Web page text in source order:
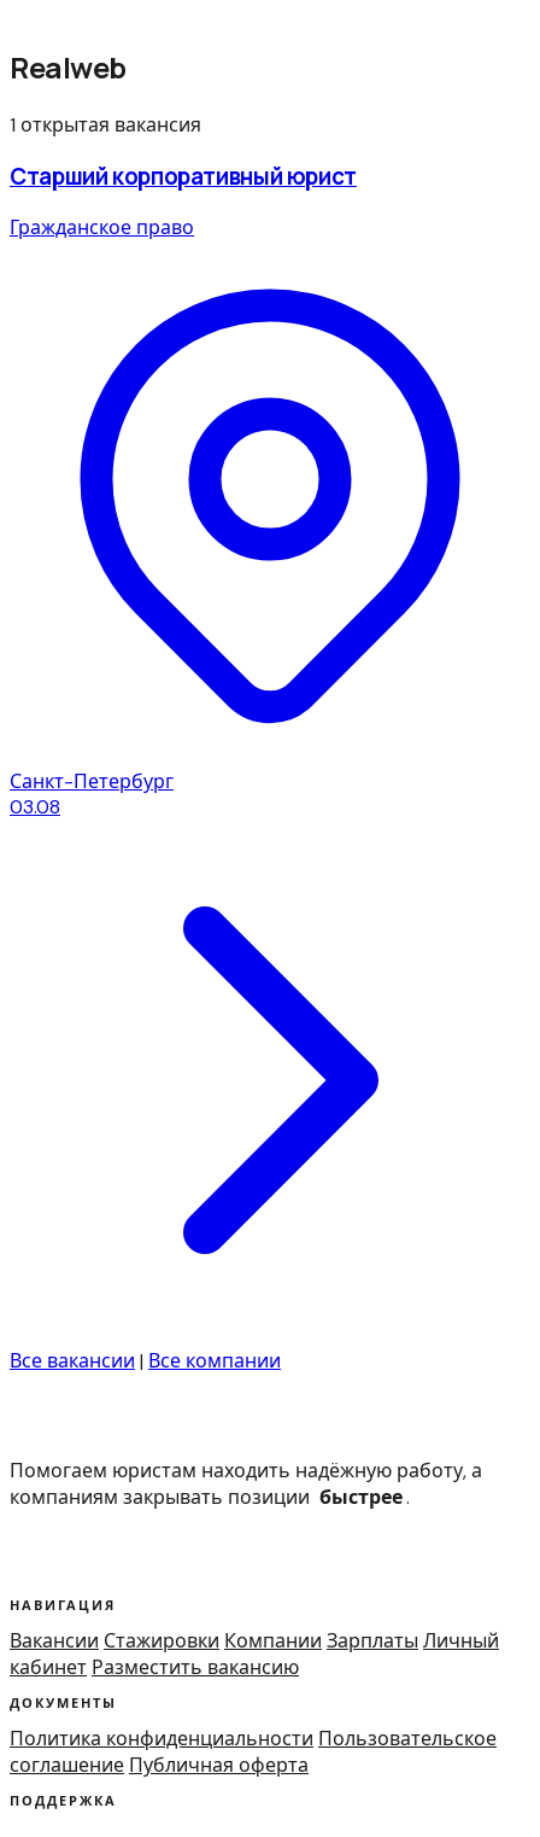
Realweb
1 открытая вакансия
Старший корпоративный юрист
Гражданское право
Санкт-Петербург
03.08
Все вакансии | Все компании
Помогаем юристам находить надёжную работу, а
компаниям закрывать позиции быстрее.
НАВИГАЦИЯ
Вакансии Стажировки Компании Зарплаты Личный
кабинет Разместить вакансию
ДОКУМЕНТЫ
Политика конфиденциальности Пользовательское
соглашение Публичная оферта
ПОДДЕРЖКА